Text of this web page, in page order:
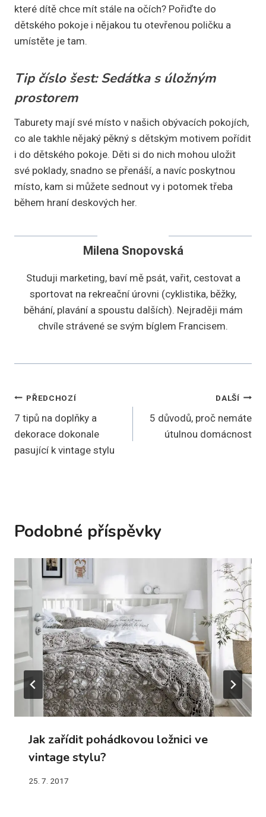
které dítě chce mít stále na očích? Pořiďte do
dětského pokoje i nějakou tu otevřenou poličku a
umístěte je tam.
Tip číslo šest: Sedátka s úložným
prostorem
Taburety mají své místo v našich obývacích pokojích,
co ale takhle nějaký pěkný s dětským motivem pořídit
i do dětského pokoje. Děti si do nich mohou uložit
své poklady, snadno se přenáší, a navíc poskytnou
místo, kam si můžete sednout vy i potomek třeba
během hraní deskových her.
Milena Snopovská
Studuji marketing, baví mě psát, vařit, cestovat a
sportovat na rekreační úrovni (cyklistika, běžky,
běhání, plavání a spoustu dalších). Nejraději mám
chvíle strávené se svým bíglem Francisem.
Navigace
pro
příspěvek
PŘEDCHOZÍ
7 tipů na doplňky a
dekorace dokonale
pasující k vintage stylu
DALŠÍ
5 důvodů, proč nemáte
útulnou domácnost
Podobné příspěvky
Jak zařídit pohádkovou ložnici ve
vintage stylu?
25. 7. 2017